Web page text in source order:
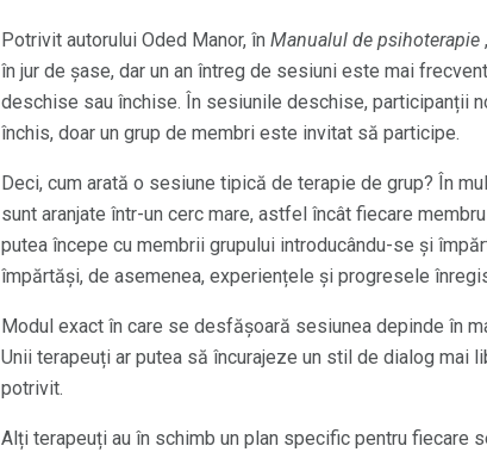
Potrivit autorului Oded Manor, în Manualul de psihoterapie
în jur de șase, dar un an întreg de sesiuni este mai
deschise sau închise. În sesiunile deschise, participanții
închis, doar un grup de membri este invitat să participe.
Deci, cum arată o sesiune tipică de terapie de grup? În
sunt aranjate într-un cerc mare, astfel încât fiecare
putea începe cu membrii grupului introducându-se și
împărtăși, de asemenea, experiențele și progresele
Modul exact în care se desfășoară sesiunea depinde în
Unii terapeuți ar putea să încurajeze un stil de dialog mai
potrivit.
Alți terapeuți au în schimb un plan specific pentru fiecare